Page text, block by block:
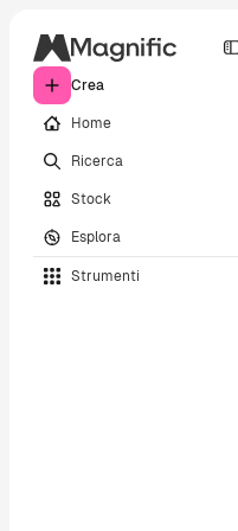
Crea
Home
Ricerca
Stock
Esplora
Strumenti